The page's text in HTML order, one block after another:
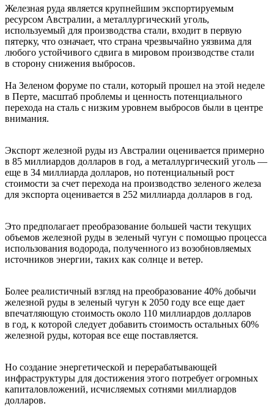
Железная руда является крупнейшим экспортируемым
ресурсом Австралии, а металлургический уголь,
используемый для производства стали, входит в первую
пятерку, что означает, что страна чрезвычайно уязвима для
любого устойчивого сдвига в мировом производстве стали
в сторону снижения выбросов.
На Зеленом форуме по стали, который прошел на этой неделе
в Перте, масштаб проблемы и ценность потенциального
перехода на сталь с низким уровнем выбросов были в центре
внимания.
Экспорт железной руды из Австралии оценивается примерно
в 85 миллиардов долларов в год, а металлургический уголь —
еще в 34 миллиарда долларов, но потенциальный рост
стоимости за счет перехода на производство зеленого железа
для экспорта оценивается в 252 миллиарда долларов в год.
Это предполагает преобразование большей части текущих
объемов железной руды в зеленый чугун с помощью процесса
использования водорода, полученного из возобновляемых
источников энергии, таких как солнце и ветер.
Более реалистичный взгляд на преобразование 40% добычи
железной руды в зеленый чугун к 2050 году все еще дает
впечатляющую стоимость около 110 миллиардов долларов
в год, к которой следует добавить стоимость остальных 60%
железной руды, которая все еще поставляется.
Но создание энергетической и перерабатывающей
инфраструктуры для достижения этого потребует огромных
капиталовложений, исчисляемых сотнями миллиардов
долларов.